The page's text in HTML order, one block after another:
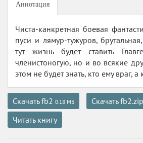
Аннотация
Чиста-канкретная боевая
пуси и лямур-тужуров,
тут жизнь будет ставить
членистоногую, но и во всякие
этом не будет знать, кто ему враг, а
Скачать fb2 0.18 МБ Скачать fb2.zip
Читать книгу